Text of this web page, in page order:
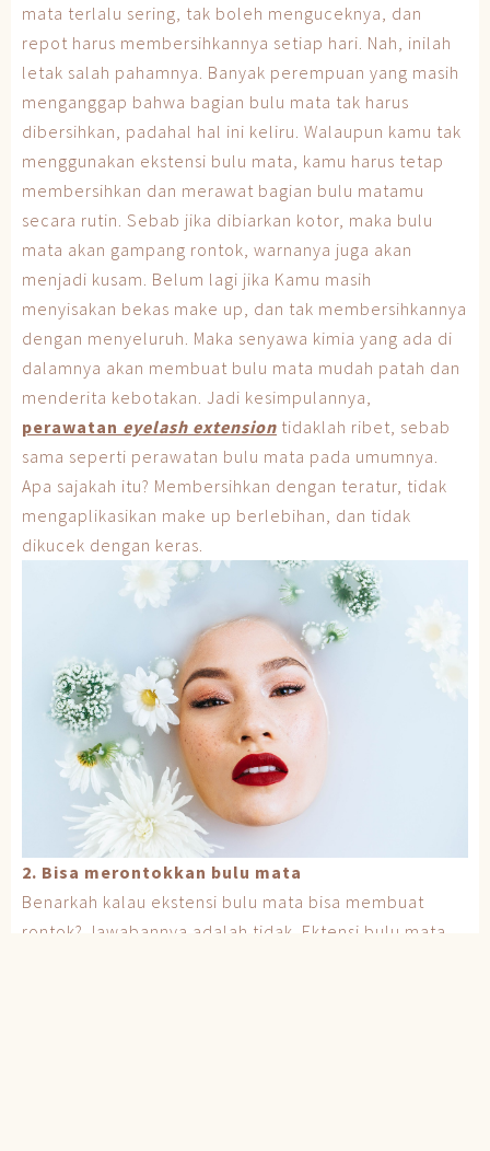
mata terlalu sering, tak boleh menguceknya, dan
repot harus membersihkannya setiap hari. Nah, inilah
letak salah pahamnya. Banyak perempuan yang masih
menganggap bahwa bagian bulu mata tak harus
dibersihkan, padahal hal ini keliru. Walaupun kamu tak
menggunakan ekstensi bulu mata, kamu harus tetap
membersihkan dan merawat bagian bulu matamu
secara rutin. Sebab jika dibiarkan kotor, maka bulu
mata akan gampang rontok, warnanya juga akan
menjadi kusam. Belum lagi jika Kamu masih
menyisakan bekas make up, dan tak membersihkannya
dengan menyeluruh. Maka senyawa kimia yang ada di
dalamnya akan membuat bulu mata mudah patah dan
menderita kebotakan. Jadi kesimpulannya,
perawatan eyelash extension tidaklah ribet, sebab
sama seperti perawatan bulu mata pada umumnya.
Apa sajakah itu? Membersihkan dengan teratur, tidak
mengaplikasikan make up berlebihan, dan tidak
dikucek dengan keras.
2. Bisa merontokkan bulu mata
Benarkah kalau ekstensi bulu mata bisa membuat
rontok? Jawabannya adalah tidak. Ektensi bulu mata